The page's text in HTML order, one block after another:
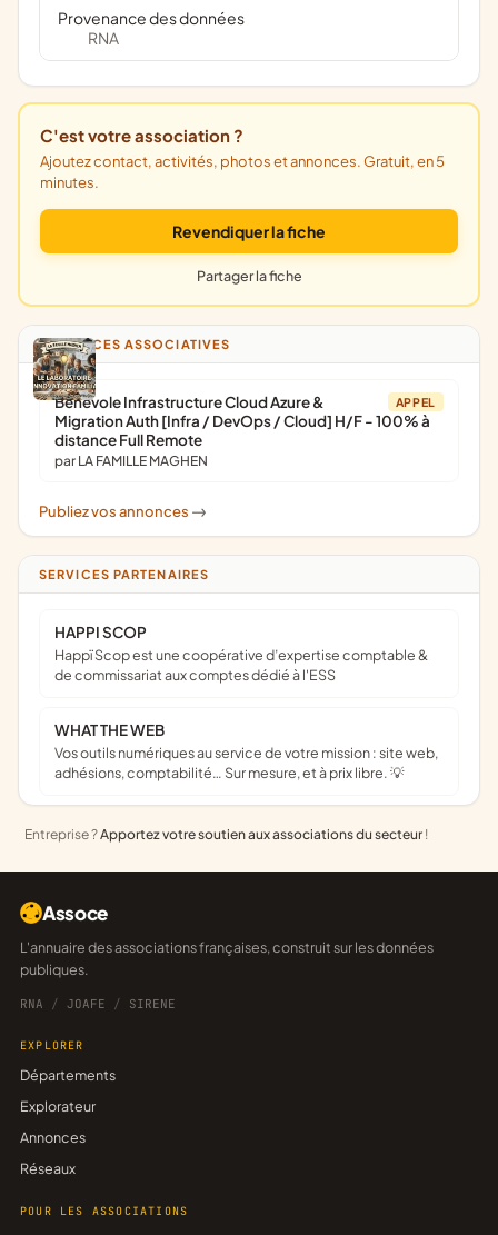
Provenance des données
RNA
C'est votre association ?
Ajoutez contact, activités, photos et annonces. Gratuit, en 5
minutes.
Revendiquer la fiche
Partager la fiche
ANNONCES ASSOCIATIVES
APPEL
Bénévole Infrastructure Cloud Azure &
Migration Auth [Infra / DevOps / Cloud] H/F - 100% à
distance Full Remote
par LA FAMILLE MAGHEN
Publiez vos annonces ->
SERVICES PARTENAIRES
HAPPI SCOP
Happï Scop est une coopérative d’expertise comptable &
de commissariat aux comptes dédié à l'ESS
WHAT THE WEB
Vos outils numériques au service de votre mission : site web,
adhésions, comptabilité… Sur mesure, et à prix libre. 💡
Entreprise ?Apportez votre soutien aux associations du secteur !
Assoce
L'annuaire des associations françaises, construit sur les données
publiques.
RNA / JOAFE / SIRENE
EXPLORER
Départements
Explorateur
Annonces
Réseaux
POUR LES ASSOCIATIONS